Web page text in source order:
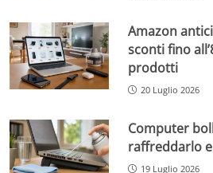
Amazon
sconti fino
prodotti
20 Luglio 2026
Computer
raffreddarlo
19 Luglio 2026